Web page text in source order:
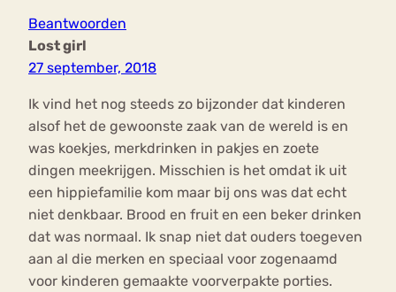
Beantwoorden
Lost girl
27 september, 2018
Ik vind het nog steeds zo bijzonder dat kinderen
alsof het de gewoonste zaak van de wereld is en
was koekjes, merkdrinken in pakjes en zoete
dingen meekrijgen. Misschien is het omdat ik uit
een hippiefamilie kom maar bij ons was dat echt
niet denkbaar. Brood en fruit en een beker drinken
dat was normaal. Ik snap niet dat ouders toegeven
aan al die merken en speciaal voor zogenaamd
voor kinderen gemaakte voorverpakte porties.